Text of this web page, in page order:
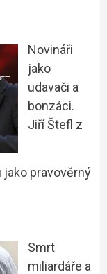
Novináři
jako
udavači a
bonzáci.
Jiří Štefl z
pravověrný
Smrt
miliardáře a